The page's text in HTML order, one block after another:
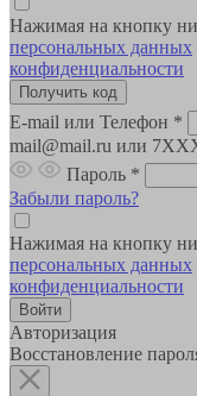
Нажимая на кнопку
персональных данных
конфиденциальности
E-mail или Телефон *
mail@mail.ru или
Пароль *
Забыли пароль?
Нажимая на кнопку
персональных данных
конфиденциальности
Авторизация
Восстановление